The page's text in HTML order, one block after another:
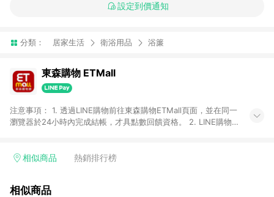
設定到價通知
分類： 居家生活 衛浴用品 浴簾
東森購物 ETMall
注意事項： 1. 透過LINE購物前往東森購物ETMall頁面，並在同一
瀏覽器於24小時內完成結帳，才具點數回饋資格。 2. LINE購物
單，皆不在點數回饋範圍內。 3. 如購買以下類別商品，將無法獲
球嚴選、商城、專案商品、「草莓網」全館商品。 4. 如取消訂
相似商品 熱銷排行榜
相似商品